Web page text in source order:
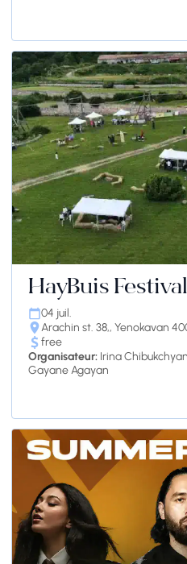
HayBuis Festival
04 juil.
Arachin st. 38,, Yenokavan
free
Organisateur: Irina
Gayane Agayan